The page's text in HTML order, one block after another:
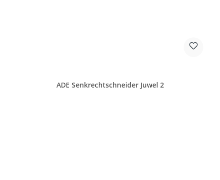
ADE Senkrechtschneider Juwel 2